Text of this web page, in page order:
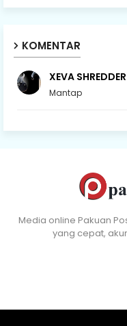
KOMENTAR
XEVA SHREDDER
Mantap
Media online Pakuan
yang cepat,